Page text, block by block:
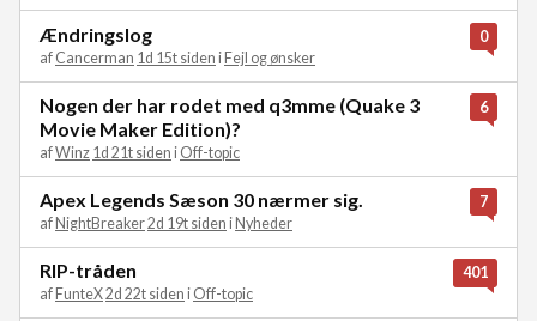
Ændringslog
af Cancerman 1d 15t siden i Fejl og ønsker
0
Nogen der har rodet med q3mme (Quake 3
Movie Maker Edition)?
afWinz 1d 21t siden i Off-topic
6
Apex Legends Sæson 30 nærmer sig.
af NightBreaker2d 19t siden i Nyheder
7
RIP-tråden
af FunteX2d 22t siden i Off-topic
401